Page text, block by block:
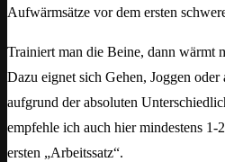
Aufwärmsätze vor dem ersten
Trainiert man die Beine, dann wärmt
Dazu eignet sich Gehen, Joggen oder
aufgrund der absoluten
empfehle ich auch hier mindestens
ersten „Arbeitssatz“.